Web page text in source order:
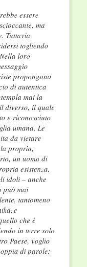
essere
ma
Tuttavia
togliendo
loro
propongono
di autentica
mai la
diverso, il quale
e riconosciuto
umana. Le
da vietare
propria,
un uomo di
esistenza,
idoli – anche
può mai
tantomeno
che è
in terre solo
Paese, voglio
di parole: